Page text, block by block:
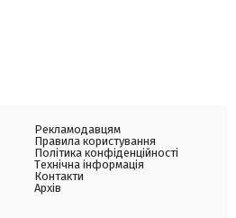
Рекламодавцям
Правила користування
Політика конфіденційності
Технічна інформація
Контакти
Архів